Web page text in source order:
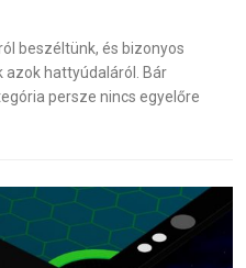
beszéltünk, és bizonyos
hattyúdaláról. Bár
persze nincs egyelőre